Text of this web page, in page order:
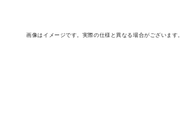
画像はイメージです。実際の仕様と異なる場合がございます。